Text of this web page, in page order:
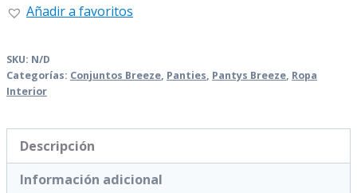
cantidad
Añadir a favoritos
SKU: N/D
Categorías: Conjuntos Breeze, Panties, Pantys Breeze, Ropa
Interior
Descripción
Información adicional